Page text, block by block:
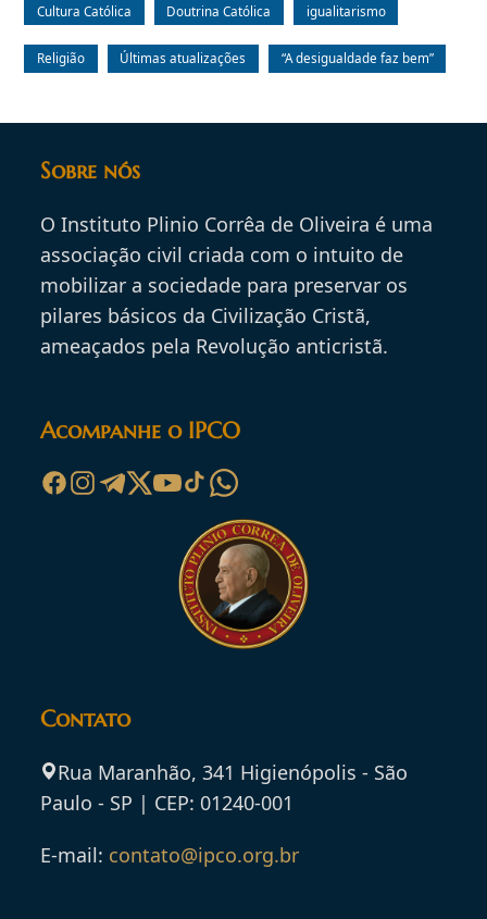
Cultura Católica Doutrina Católica igualitarismo
Religião Últimas atualizações “A desigualdade faz bem”
Sobre nós
O Instituto Plinio Corrêa de Oliveira é uma
associação civil criada com o intuito de
mobilizar a sociedade para preservar os
pilares básicos da Civilização Cristã,
ameaçados pela Revolução anticristã.
Acompanhe o IPCO
Contato
Rua Maranhão, 341 Higienópolis - São
Paulo - SP | CEP: 01240-001
E-mail: contato@ipco.org.br